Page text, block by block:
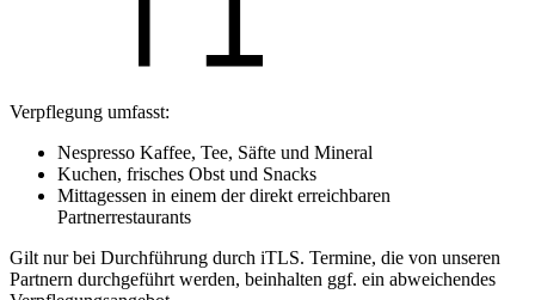
Verpflegung umfasst:
Nespresso Kaffee, Tee, Säfte und Mineral
Kuchen, frisches Obst und Snacks
Mittagessen in einem der direkt erreichbaren
Partnerrestaurants
Gilt nur bei Durchführung durch iTLS. Termine, die von unseren
Partnern durchgeführt werden, beinhalten ggf. ein abweichendes